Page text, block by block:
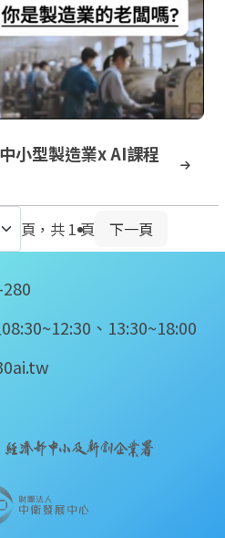
小型製造業x AI課程
頁，共 1頁 下一頁
、13:30~18:00